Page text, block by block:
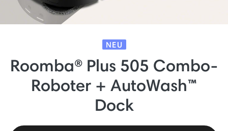
NEU
Roomba® Plus 505 Combo-
Roboter + AutoWash™
Dock